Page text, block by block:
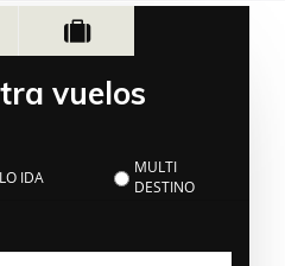
vuelos
IDA
MULTI
DESTINO